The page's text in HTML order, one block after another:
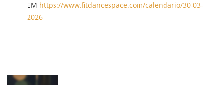
EM https://www.fitdancespace.com/calendario/30-03-
2026